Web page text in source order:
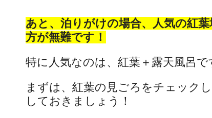
あと、泊りがけの場合、人気の紅
方が無難です！
特に人気なのは、紅葉＋露天風呂で
まずは、紅葉の見ごろをチェック
しておきましょう！